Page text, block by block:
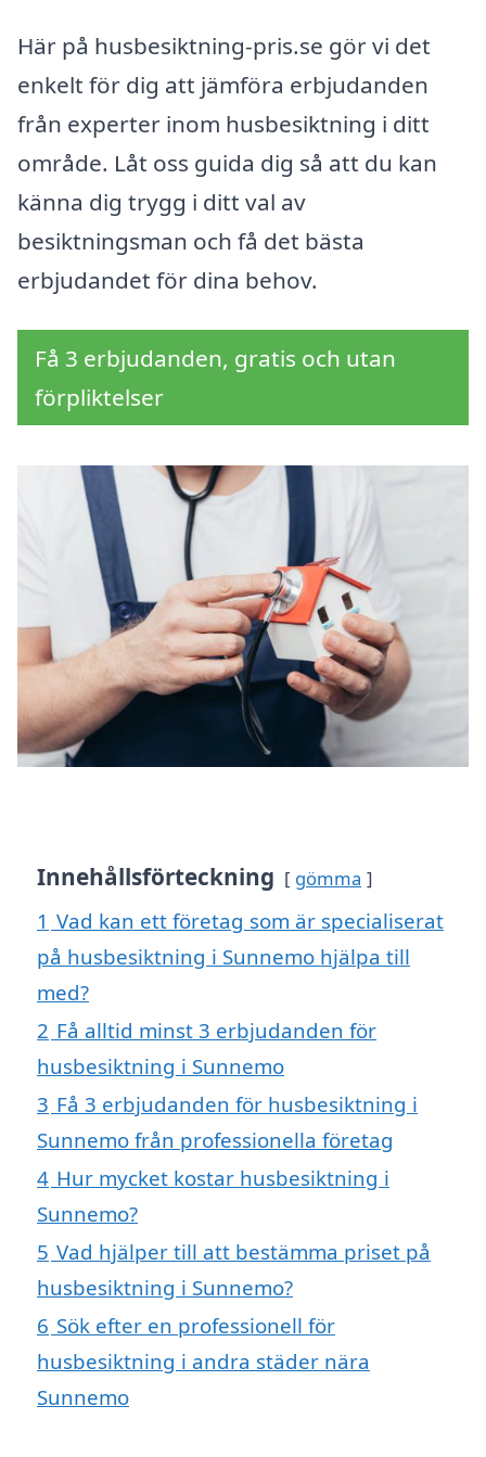
Här på husbesiktning-pris.se gör vi det
enkelt för dig att jämföra erbjudanden
från experter inom husbesiktning i ditt
område. Låt oss guida dig så att du kan
känna dig trygg i ditt val av
besiktningsman och få det bästa
erbjudandet för dina behov.
Få 3 erbjudanden, gratis och utan
förpliktelser
Innehållsförteckning gömma
1 Vad kan ett företag som är specialiserat
på husbesiktning i Sunnemo hjälpa till
med?
2 Få alltid minst 3 erbjudanden för
husbesiktning i Sunnemo
3 Få 3 erbjudanden för husbesiktning i
Sunnemo från professionella företag
4 Hur mycket kostar husbesiktning i
Sunnemo?
5 Vad hjälper till att bestämma priset på
husbesiktning i Sunnemo?
6 Sök efter en professionell för
husbesiktning i andra städer nära
Sunnemo